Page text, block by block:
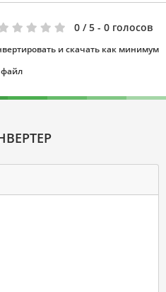
0 / 5 - 0 голосов
и скачать как минимум
файл